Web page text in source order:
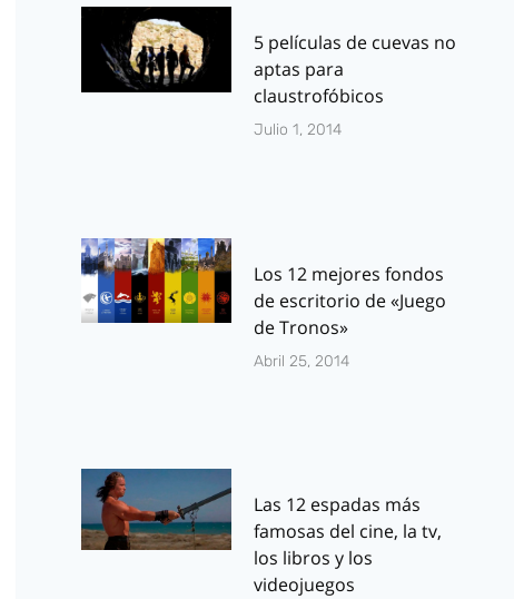
5 películas de cuevas no
aptas para
claustrofóbicos
Julio 1, 2014
Los 12 mejores fondos
de escritorio de «Juego
de Tronos»
Abril 25, 2014
Las 12 espadas más
famosas del cine, la tv,
los libros y los
videojuegos